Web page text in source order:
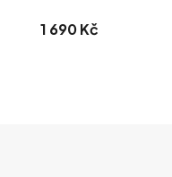
1 690 Kč